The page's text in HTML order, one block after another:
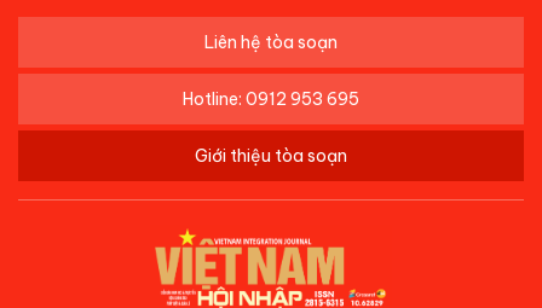
Liên hệ tòa soạn
Hotline: 0912 953 695
Giới thiệu tòa soạn